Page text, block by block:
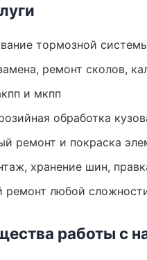
тормозной
ремонт сколов,
и мкпп
обработка
ремонт и покраска
хранение шин,
ремонт любой
работы с